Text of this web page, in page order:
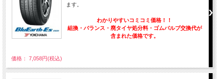
ます。
わかりやすいコミコミ価格！！
組換・バランス・廃タイヤ処分料・ゴムバルブ交換代が
含まれた価格です。
価格： 7,058円(税込)